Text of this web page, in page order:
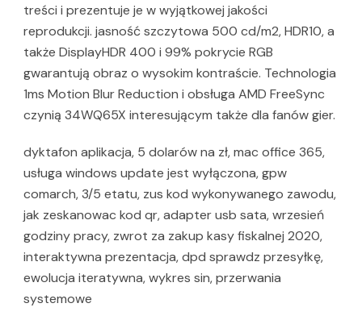
treści i prezentuje je w wyjątkowej jakości
reprodukcji. jasność szczytowa 500 cd/m2, HDR10, a
także DisplayHDR 400 i 99% pokrycie RGB
gwarantują obraz o wysokim kontraście. Technologia
1ms Motion Blur Reduction i obsługa AMD FreeSync
czynią 34WQ65X interesującym także dla fanów gier.
dyktafon aplikacja, 5 dolarów na zł, mac office 365,
usługa windows update jest wyłączona, gpw
comarch, 3/5 etatu, zus kod wykonywanego zawodu,
jak zeskanowac kod qr, adapter usb sata, wrzesień
godziny pracy, zwrot za zakup kasy fiskalnej 2020,
interaktywna prezentacja, dpd sprawdz przesyłkę,
ewolucja iteratywna, wykres sin, przerwania
systemowe